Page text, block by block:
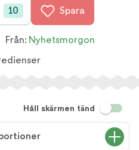
röster)
10 Spara
Från: Nyhetsmorgon
Håll skärmen tänd